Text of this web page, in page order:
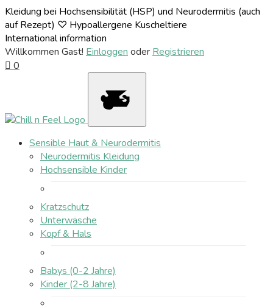
Kleidung bei Hochsensibilität (HSP) und Neurodermitis (auch
auf Rezept) ♡ Hypoallergene Kuscheltiere
International information
Willkommen Gast! Einloggen oder Registrieren
0
Sensible Haut & Neurodermitis
Neurodermitis Kleidung
Hochsensible Kinder
Kratzschutz
Unterwäsche
Kopf & Hals
Babys (0-2 Jahre)
Kinder (2-8 Jahre)